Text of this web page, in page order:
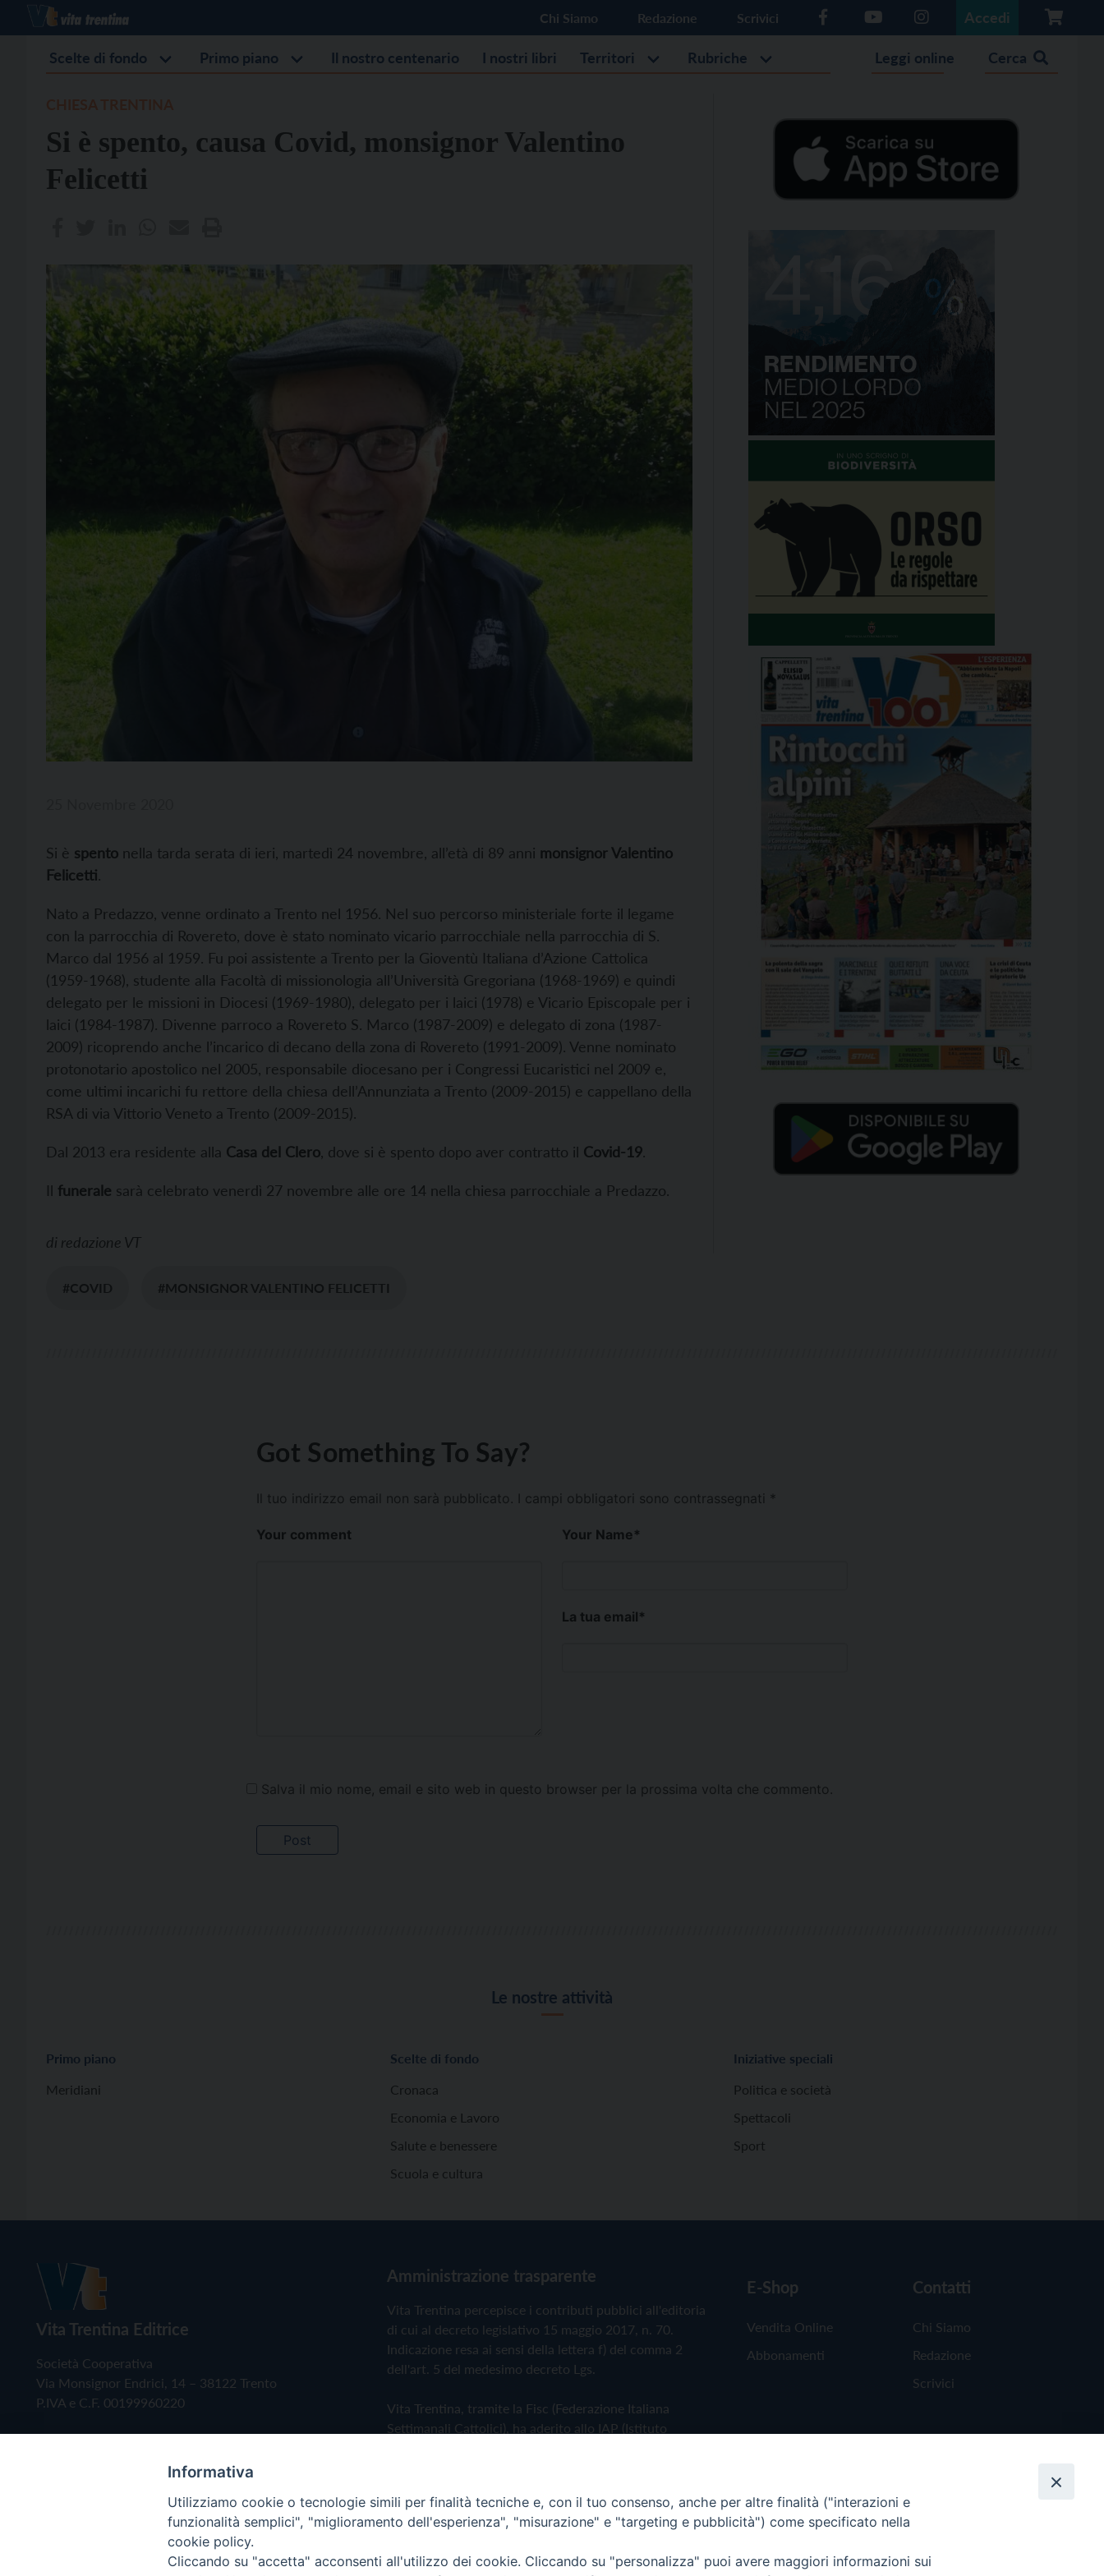
Chi Siamo Redazione Scrivici Accedi
Scelte di fondo Primo piano Il nostro centenario I nostri libri Territori Rubriche Leggi online Cerca
Si è spento, causa Covid, monsignor Valentino
Felicetti
Si è spento nella tarda serata di ieri, martedì 24 novembre, all’età di 89 anni monsignor Valentino
Felicetti.
Nato a Predazzo, venne ordinato a Trento nel 1956. Nel suo percorso ministeriale forte il legame
con la parrocchia di Rovereto, dove è stato nominato vicario parrocchiale nella parrocchia di S.
Marco dal 1956 al 1959. Fu poi assistente a Trento per la Gioventù Italiana d’Azione Cattolica
(1959-1968), studente alla Facoltà di missionologia all’Università Gregoriana (1968-1969) e quindi
delegato per le missioni in Diocesi (1969-1980), delegato per i laici (1978) e Vicario Episcopale per i
laici (1984-1987). Divenne parroco a Rovereto S. Marco (1987-2009) e delegato di zona (1987-
2009) ricoprendo anche l’incarico di decano della zona di Rovereto (1991-2009). Venne nominato
protonotario apostolico nel 2005, responsabile diocesano per i Congressi Eucaristici nel 2009 e,
come ultimi incarichi fu rettore della chiesa dell’Annunziata a Trento (2009-2015) e cappellano della
RSA di via Vittorio Veneto a Trento (2009-2015).
Dal 2013 era residente alla Casa del Clero , dove si è spento dopo aver contratto il Covid-19.
Il funerale sarà celebrato venerdì 27 novembre alle ore 14 nella chiesa parrocchiale a Predazzo.
di redazione VT
#COVID #MONSIGNOR VALENTINO FELICETTI
Got Something To Say?
Il tuo indirizzo email non sarà pubblicato. I campi obbligatori sono contrassegnati *
Your comment Your Name*
La tua email*
Salva il mio nome, email e sito web in questo browser per la prossima volta che commento.
Le nostre attività
Primo piano
Meridiani
Scelte di fondo
Cronaca
Economia e Lavoro
Salute e benessere
Scuola e cultura
Iniziative speciali
Politica e società
Spettacoli
Sport
Vita Trentina Editrice
Società Cooperativa
Via Monsignor Endrici, 14 – 38122 Trento
P.IVA e C.F. 00199960220
Amministrazione trasparente
Vita Trentina percepisce i contributi pubblici all'editoria
di cui al decreto legislativo 15 maggio 2017, n. 70.
Indicazione resa ai sensi della lettera f) del comma 2
dell'art. 5 del medesimo decreto Lgs.
Vita Trentina, tramite la Fisc (Federazione Italiana
Settimanali Cattolici), ha aderito allo IAP (Istituto
Privacy Policy Cookie Policy
E-Shop
Vendita Online
Abbonamenti
Contatti
Chi Siamo
Redazione
Scrivici
Informativa
Utilizziamo cookie o tecnologie simili per finalità tecniche e, con il tuo consenso, anche per altre finalità ("interazioni e
funzionalità semplici", "miglioramento dell'esperienza", "misurazione" e "targeting e pubblicità") come specificato nella
cookie policy.
Cliccando su "accetta" acconsenti all'utilizzo dei cookie. Cliccando su "personalizza" puoi avere maggiori informazioni sui